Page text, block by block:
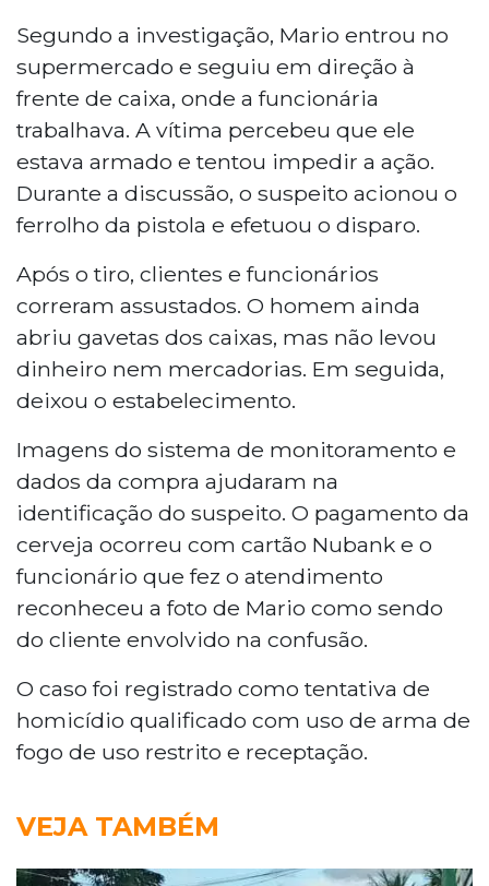
Segundo a investigação, Mario entrou no
supermercado e seguiu em direção à
frente de caixa, onde a funcionária
trabalhava. A vítima percebeu que ele
estava armado e tentou impedir a ação.
Durante a discussão, o suspeito acionou o
ferrolho da pistola e efetuou o disparo.
Após o tiro, clientes e funcionários
correram assustados. O homem ainda
abriu gavetas dos caixas, mas não levou
dinheiro nem mercadorias. Em seguida,
deixou o estabelecimento.
Imagens do sistema de monitoramento e
dados da compra ajudaram na
identificação do suspeito. O pagamento da
cerveja ocorreu com cartão Nubank e o
funcionário que fez o atendimento
reconheceu a foto de Mario como sendo
do cliente envolvido na confusão.
O caso foi registrado como tentativa de
homicídio qualificado com uso de arma de
fogo de uso restrito e receptação.
VEJA TAMBÉM